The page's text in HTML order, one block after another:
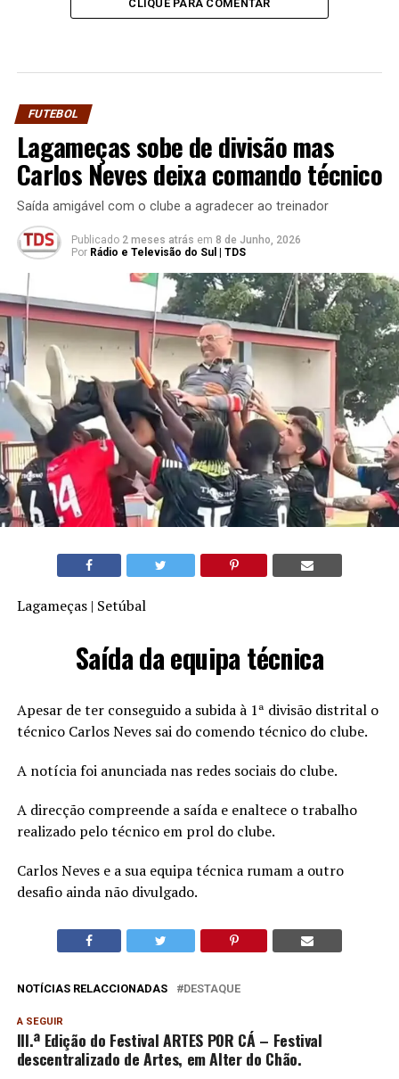
CLIQUE PARA COMENTAR
FUTEBOL
Lagameças sobe de divisão mas
Carlos Neves deixa comando técnico
Saída amigável com o clube a agradecer ao treinador
Publicado 2 meses atrás em 8 de Junho, 2026
Por Rádio e Televisão do Sul | TDS
Lagameças | Setúbal
Saída da equipa técnica
Apesar de ter conseguido a subida à 1ª divisão distrital o
técnico Carlos Neves sai do comendo técnico do clube.
A notícia foi anunciada nas redes sociais do clube.
A direcção compreende a saída e enaltece o trabalho
realizado pelo técnico em prol do clube.
Carlos Neves e a sua equipa técnica rumam a outro
desafio ainda não divulgado.
NOTÍCIAS RELACCIONADAS DESTAQUE
A SEGUIR
III.ª Edição do Festival ARTES POR CÁ – Festival
descentralizado de Artes, em Alter do Chão.